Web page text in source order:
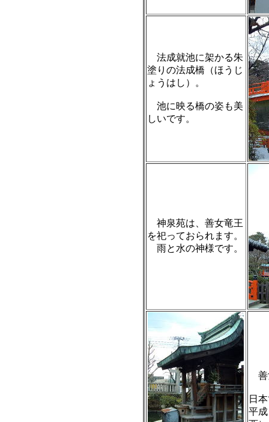
法成就池に架かる朱
塗りの法成橋（ほうじ
ょうはし）。
池に映る橋の姿も美
しいです。
神泉苑は、善女竜王
を祀っておられます。
雨と水の神様です。
善
日
平